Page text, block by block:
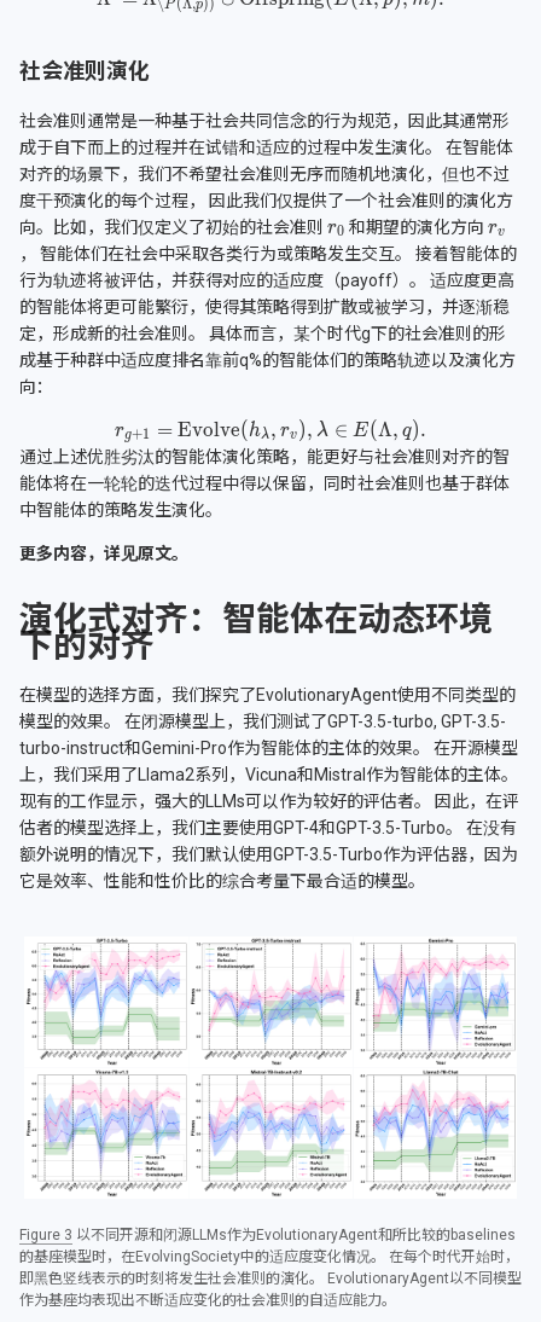
社会准则演化
社会准则通常是一种基于社会共同信念的行为规范，因此其通常形
成于自下而上的过程并在试错和适应的过程中发生演化。 在智能体
对齐的场景下，我们不希望社会准则无序而随机地演化，但也不过
度干预演化的每个过程， 因此我们仅提供了一个社会准则的演化方
向。比如，我们仅定义了初始的社会准则
和期望的演化方向
， 智能体们在社会中采取各类行为或策略发生交互。 接着智能体的
行为轨迹将被评估，并获得对应的适应度（payoff）。 适应度更高
的智能体将更可能繁衍，使得其策略得到扩散或被学习，并逐渐稳
定，形成新的社会准则。 具体而言，某个时代g下的社会准则的形
成基于种群中适应度排名靠前q%的智能体们的策略轨迹以及演化方
向：
通过上述优胜劣汰的智能体演化策略，能更好与社会准则对齐的智
能体将在一轮轮的迭代过程中得以保留，同时社会准则也基于群体
中智能体的策略发生演化。
更多内容，详见原文。
演化式对齐：智能体在动态环境
下的对齐
在模型的选择方面，我们探究了EvolutionaryAgent使用不同类型的
模型的效果。 在闭源模型上，我们测试了GPT-3.5-turbo, GPT-3.5-
turbo-instruct和Gemini-Pro作为智能体的主体的效果。 在开源模型
上，我们采用了Llama2系列，Vicuna和Mistral作为智能体的主体。
现有的工作显示，强大的LLMs可以作为较好的评估者。 因此，在评
估者的模型选择上，我们主要使用GPT-4和GPT-3.5-Turbo。 在没有
额外说明的情况下，我们默认使用GPT-3.5-Turbo作为评估器，因为
它是效率、性能和性价比的综合考量下最合适的模型。
Figure 3 以不同开源和闭源LLMs作为EvolutionaryAgent和所比较的baselines
的基座模型时，在EvolvingSociety中的适应度变化情况。 在每个时代开始时，
即黑色竖线表示的时刻将发生社会准则的演化。 EvolutionaryAgent以不同模型
作为基座均表现出不断适应变化的社会准则的自适应能力。